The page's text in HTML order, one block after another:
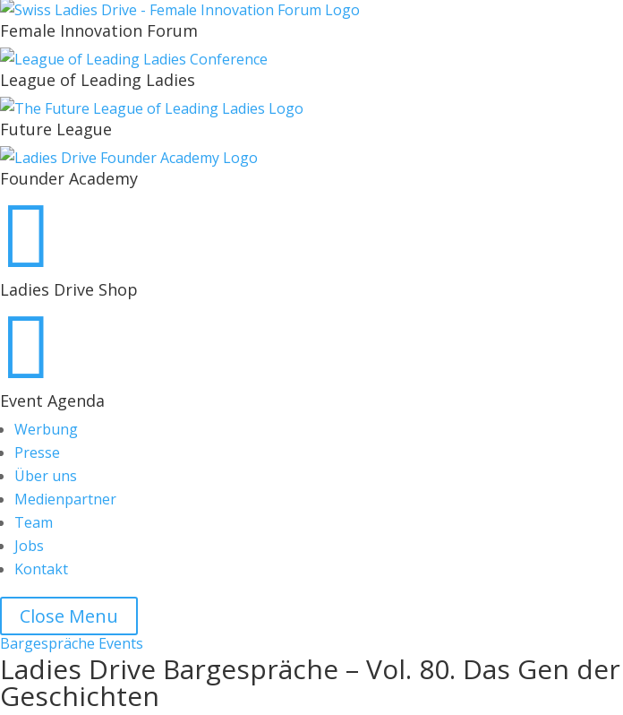
Female Innovation Forum
League of Leading Ladies
Future League
Founder Academy

Ladies Drive Shop

Event Agenda
Werbung
Presse
Über uns
Medienpartner
Team
Jobs
Kontakt
Close Menu
Bargespräche Events
Ladies Drive Bargespräche – Vol. 80. Das Gen
Geschichten